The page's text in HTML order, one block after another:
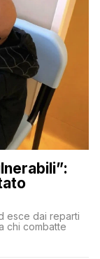
esce dai reparti
chi combatte